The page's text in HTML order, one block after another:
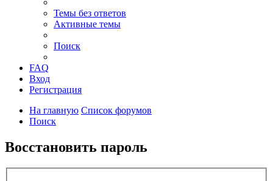
Темы без ответов
Активные темы
Поиск
FAQ
Вход
Регистрация
На главную Список форумов
Поиск
Восстановить пароль